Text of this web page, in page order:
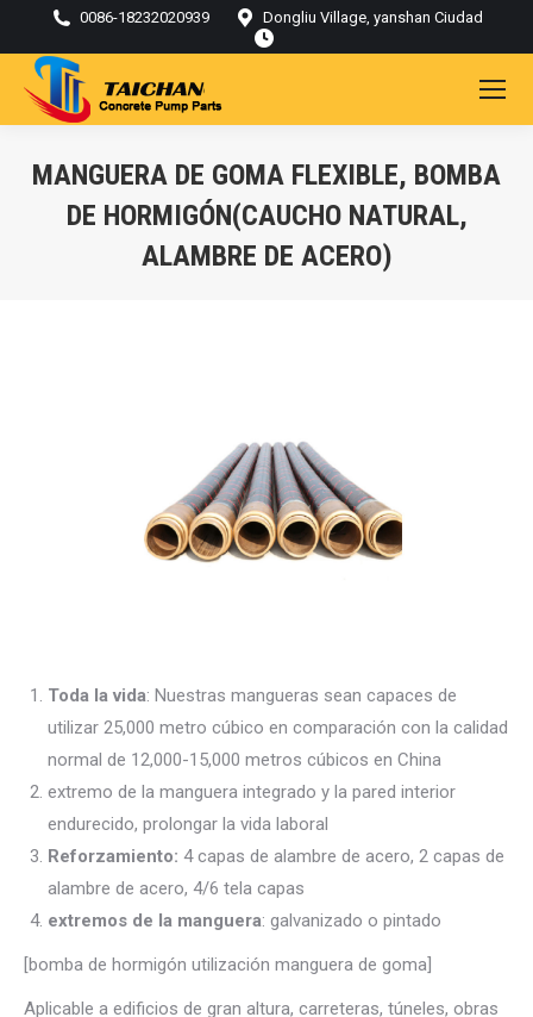
0086-18232020939 Dongliu Village, yanshan Ciudad
MANGUERA DE GOMA FLEXIBLE, BOMBA
DE HORMIGÓN(CAUCHO NATURAL,
ALAMBRE DE ACERO)
Toda la vida: Nuestras mangueras sean capaces de
utilizar 25,000 metro cúbico en comparación con la calidad
normal de 12,000-15,000 metros cúbicos en China
extremo de la manguera integrado y la pared interior
endurecido, prolongar la vida laboral
Reforzamiento: 4 capas de alambre de acero, 2 capas de
alambre de acero, 4/6 tela capas
extremos de la manguera: galvanizado o pintado
[bomba de hormigón utilización manguera de goma]
Aplicable a edificios de gran altura, carreteras, túneles, obras